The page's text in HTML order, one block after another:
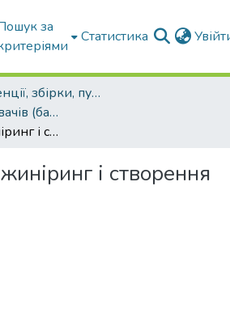
за
Статистика
Конференції, збірки, публікації молодих вчених і здобувачів : магістрів, бакалаврів, аспірантів.
Публікації здобувачів (бакалаврів. магістрів, аспірантів)
Зворотній інжиніринг і створення 3D-моделі
і створення